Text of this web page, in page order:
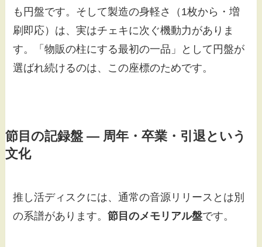
も円盤です。そして製造の身軽さ（1枚から・増
刷即応）は、実はチェキに次ぐ機動力がありま
す。「物販の柱にする最初の一品」として円盤が
選ばれ続けるのは、この座標のためです。
節目の記録盤 — 周年・卒業・引退という
文化
推し活ディスクには、通常の音源リリースとは別
の系譜があります。節目のメモリアル盤です。